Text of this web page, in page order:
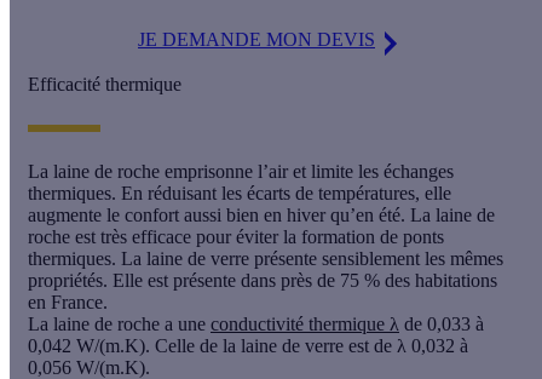
JE DEMANDE MON DEVIS
Efficacité thermique
La laine de roche emprisonne l’air et limite les échanges
thermiques. En réduisant les écarts de températures, elle
augmente le confort aussi bien en hiver qu’en été. La laine de
roche est très efficace pour éviter la formation de ponts
thermiques. La laine de verre présente sensiblement les mêmes
propriétés. Elle est présente dans près de 75 % des habitations
en France.
La laine de roche a une conductivité thermique λ de 0,033 à
0,042 W/(m.K). Celle de la laine de verre est de λ 0,032 à
0,056 W/(m.K).